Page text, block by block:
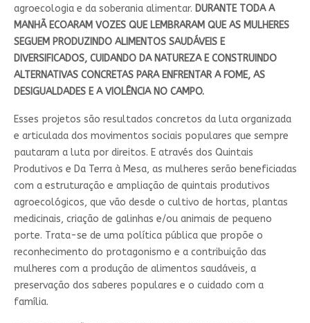
agroecologia e da soberania alimentar. DURANTE TODA A
MANHÃ ECOARAM VOZES QUE LEMBRARAM QUE AS MULHERES
SEGUEM PRODUZINDO ALIMENTOS SAUDÁVEIS E
DIVERSIFICADOS, CUIDANDO DA NATUREZA E CONSTRUINDO
ALTERNATIVAS CONCRETAS PARA ENFRENTAR A FOME, AS
DESIGUALDADES E A VIOLÊNCIA NO CAMPO.
Esses projetos são resultados concretos da luta organizada
e articulada dos movimentos sociais populares que sempre
pautaram a luta por direitos. E através dos Quintais
Produtivos e Da Terra à Mesa, as mulheres serão beneficiadas
com a estruturação e ampliação de quintais produtivos
agroecológicos, que vão desde o cultivo de hortas, plantas
medicinais, criação de galinhas e/ou animais de pequeno
porte. Trata-se de uma política pública que propõe o
reconhecimento do protagonismo e a contribuição das
mulheres com a produção de alimentos saudáveis, a
preservação dos saberes populares e o cuidado com a
família.